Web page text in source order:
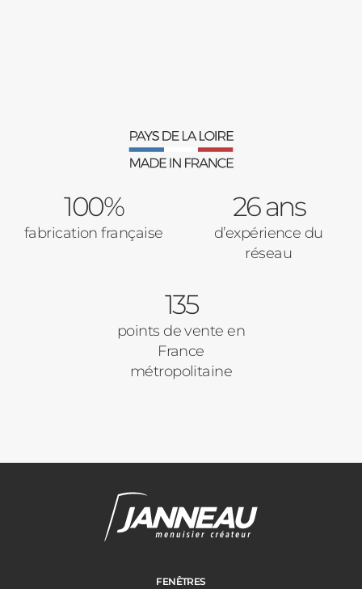
Verrière intérieures
Baies Vitrées
Volets Roulants
Pergolas
Cloture
Pavillon
Adresse des travaux
100%
fabrication française
26 ans
d’expérience du
réseau
135
points de vente en
France
métropolitaine
FENÊTRES